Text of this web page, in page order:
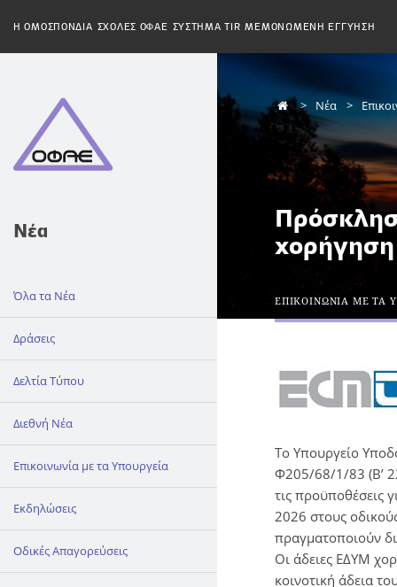
H ΟΜΟΣΠΟΝΔΙΑ ΣΧΟΛΕΣ ΟΦΑΕ ΣΥΣΤΗΜΑ TIR ΜΕΜΟΝΩΜΕΝΗ ΕΓΓΥΗΣΗ
Νέα
Όλα τα Νέα
Δράσεις
Δελτία Τύπου
Διεθνή Νέα
Επικοινωνία με τα Υπουργεία
Εκδηλώσεις
Οδικές Απαγορεύσεις
Νέα
ΕΠΙΚΟΙΝΩΝΙΑ ΜΕ ΤΑ
Το Υπουργείο
Φ205/68/1/83 (Β’
τις προϋποθέσεις
2026 στους
πραγματοποιούν
Οι άδειες ΕΔΥΜ
κοινοτική άδεια